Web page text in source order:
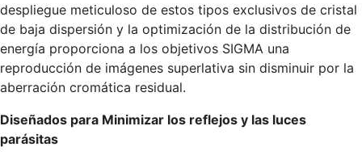
despliegue meticuloso de estos tipos exclusivos de cristal
de baja dispersión y la optimización de la distribución de
energía proporciona a los objetivos SIGMA una
reproducción de imágenes superlativa sin disminuir por la
aberración cromática residual.
Diseñados para Minimizar los reflejos y las luces
parásitas